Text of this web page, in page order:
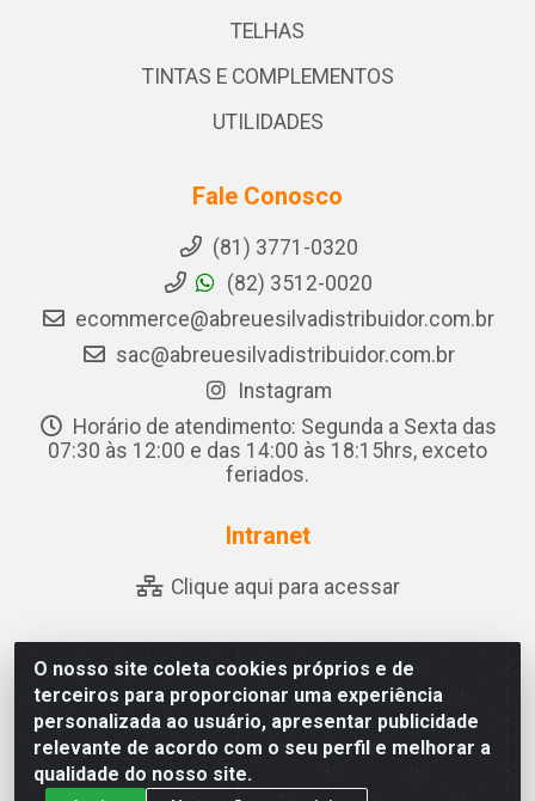
O nosso site coleta cookies próprios e de
terceiros para proporcionar uma experiência
personalizada ao usuário, apresentar publicidade
relevante de acordo com o seu perfil e melhorar a
qualidade do nosso site.
TELHAS
TINTAS E COMPLEMENTOS
UTILIDADES
Fale Conosco
(81) 3771-0320
(82) 3512-0020
ecommerce@abreuesilvadistribuidor.com.br
sac@abreuesilvadistribuidor.com.br
Instagram
Horário de atendimento: Segunda a Sexta das
07:30 às 12:00 e das 14:00 às 18:15hrs, exceto
feriados.
Intranet
Clique aqui para acessar
Abreu & Silva - Rua Padre Jose de Souza Leite, 265 - Ariado,
Olho D'Água das Flores/AL - CEP 57.442-000 - CNPJ
04.790.656/0001-06